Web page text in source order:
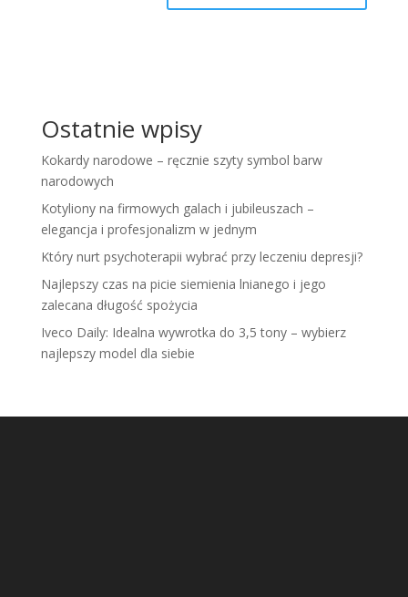
Ostatnie wpisy
Kokardy narodowe – ręcznie szyty symbol barw
narodowych
Kotyliony na firmowych galach i jubileuszach –
elegancja i profesjonalizm w jednym
Który nurt psychoterapii wybrać przy leczeniu depresji?
Najlepszy czas na picie siemienia lnianego i jego
zalecana długość spożycia
Iveco Daily: Idealna wywrotka do 3,5 tony – wybierz
najlepszy model dla siebie